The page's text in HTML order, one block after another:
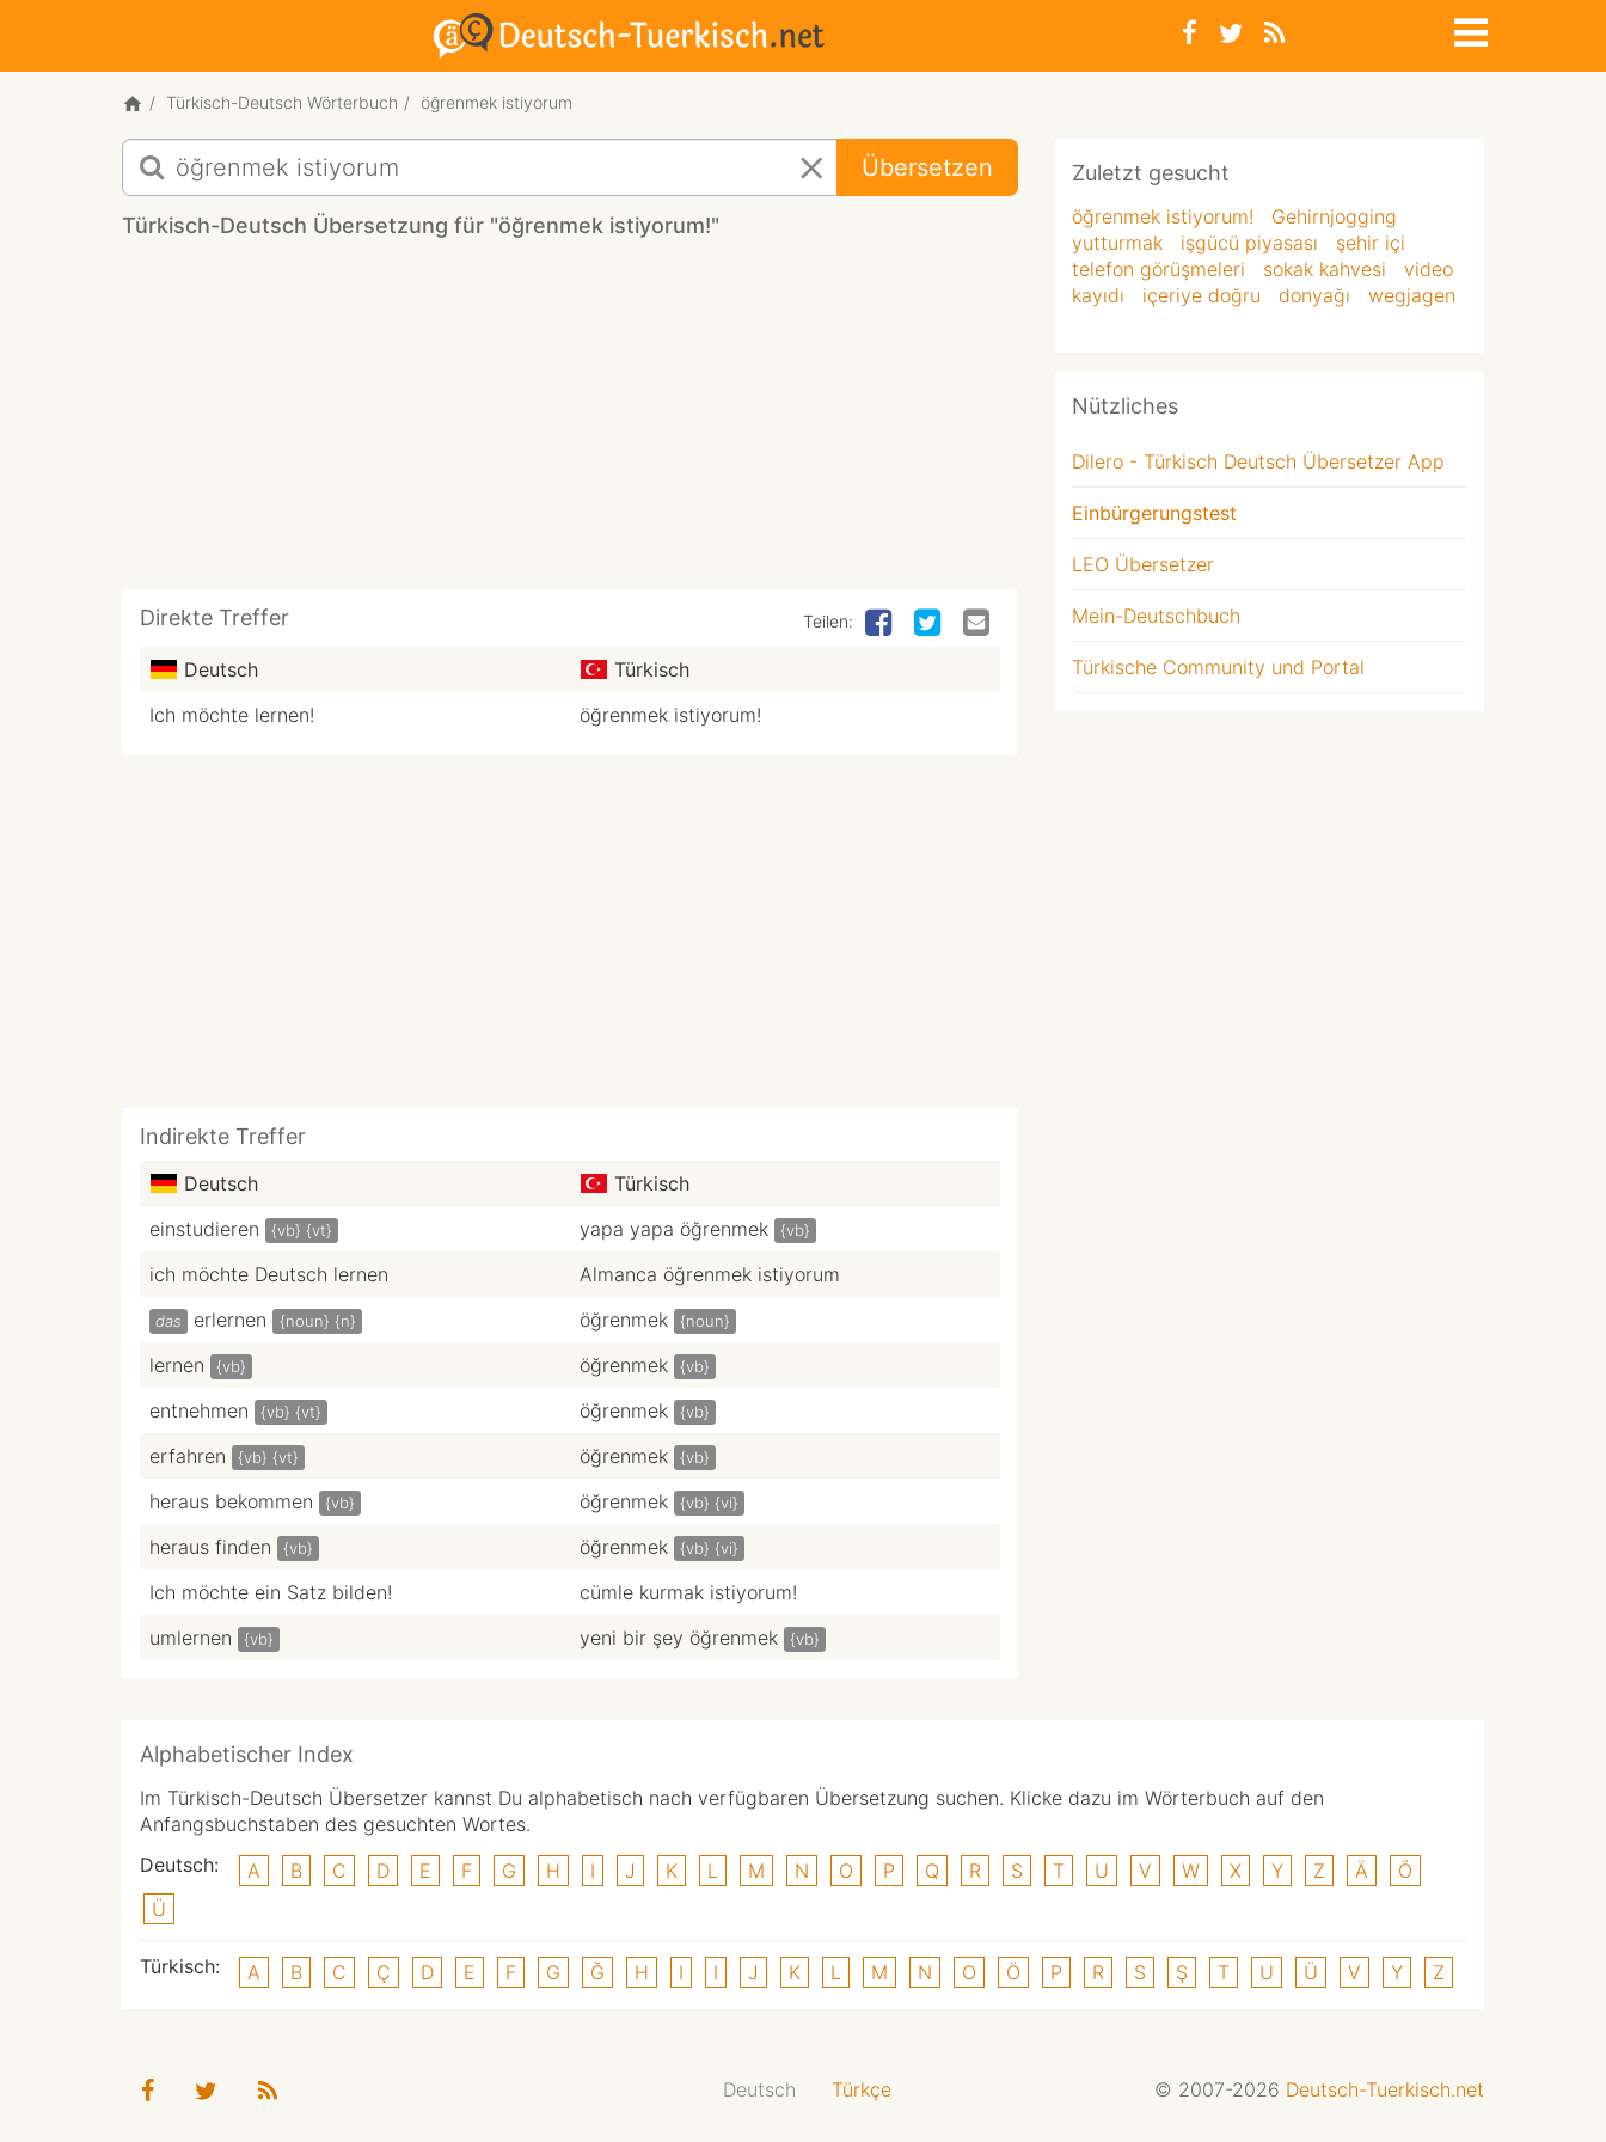
Türkisch-Deutsch Wörterbuch öğrenmek istiyorum
Türkisch-
Deutsch
Übersetzung
für
Übersetzen
Türkisch-Deutsch Übersetzung für "öğrenmek istiyorum!"
Direkte Treffer Teilen:
Deutsch
Türkisch
Ich möchte lernen!
öğrenmek istiyorum!
Indirekte Treffer
Deutsch
Türkisch
einstudieren
{vb} {vt} yapa yapa öğrenmek {vb}
ich möchte Deutsch lernen Almanca öğrenmek istiyorum
das erlernen {noun} {n} öğrenmek {noun}
lernen {vb} öğrenmek {vb}
entnehmen {vb} {vt} öğrenmek {vb}
erfahren {vb} {vt} öğrenmek {vb}
heraus bekommen {vb} öğrenmek {vb} {vi}
heraus finden {vb} öğrenmek {vb} {vi}
Ich möchte ein Satz bilden!
cümle kurmak istiyorum!
umlernen
{vb} yeni bir şey öğrenmek {vb}
Zuletzt gesucht
öğrenmek istiyorum!
Gehirnjogging
yutturmak
işgücü piyasası
şehir içi
telefon görüşmeleri
sokak kahvesi
video
kayıdı
içeriye doğru donyağı wegjagen
Nützliches
Dilero - Türkisch Deutsch Übersetzer App
Einbürgerungstest
LEO Übersetzer
Mein-Deutschbuch
Türkische Community und Portal
Alphabetischer Index
Im Türkisch-Deutsch Übersetzer kannst Du alphabetisch nach verfügbaren Übersetzung suchen. Klicke dazu im Wörterbuch auf den
Anfangsbuchstaben des gesuchten Wortes.
Deutsch:
A B C D E F G H I J K L M N O P Q R S T U V W X Y Z Ä
Ö
Ü
Türkisch: A B C Ç D E F G Ğ H I I J K L M N O Ö P R S Ş T U Ü V Y Z
Deutsch Türkçe © 2007-2026 Deutsch-Tuerkisch.net